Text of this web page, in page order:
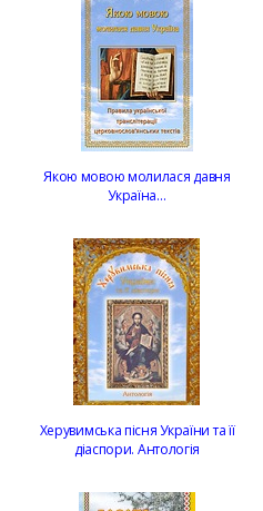
Якою мовою молилася давня
Україна…
Херувимська пісня України та її
діаспори. Антологія